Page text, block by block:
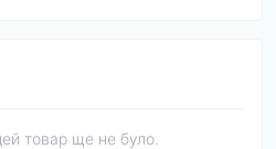
товар ще не було.